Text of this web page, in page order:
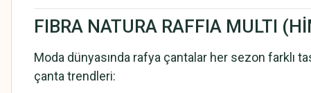
FIBRA NATURA RAFFIA MULTI
Moda dünyasında rafya çantalar her sezon farklı
çanta trendleri: